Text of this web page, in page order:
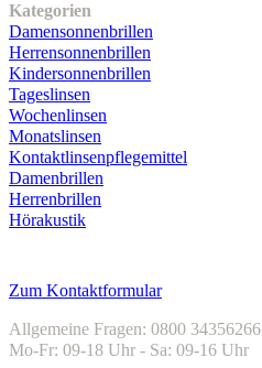
Kategorien
Damensonnenbrillen
Herrensonnenbrillen
Kindersonnenbrillen
Tageslinsen
Wochenlinsen
Monatslinsen
Kontaktlinsenpflegemittel
Damenbrillen
Herrenbrillen
Hörakustik
Zum Kontaktformular
Allgemeine Fragen: 0800 34356266
Mo-Fr: 09-18 Uhr - Sa: 09-16 Uhr